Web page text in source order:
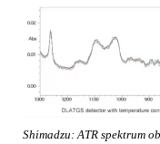
Shimadzu: ATR spektrum